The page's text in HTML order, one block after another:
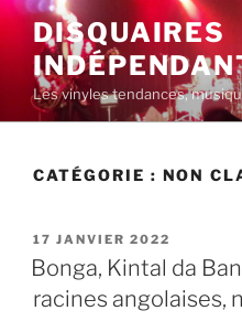
Aller
contenu
principal
DISQUAIRES
Les vinyles tendances,
CATÉGORIE : NON
PUBLIÉ
LE
17 JANVIER 2022
Bonga, Kintal da
racines angolaises,